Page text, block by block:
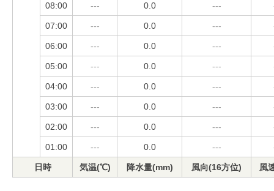
08:00 --- 0.0 ---
07:00 --- 0.0 ---
06:00 --- 0.0 ---
05:00 --- 0.0 ---
04:00 --- 0.0 ---
03:00 --- 0.0 ---
02:00 --- 0.0 ---
01:00 --- 0.0 ---
日時 気温(℃) 降水量(mm) 風向(16方位) 風